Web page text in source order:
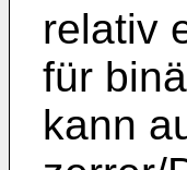
relativ
für
kann